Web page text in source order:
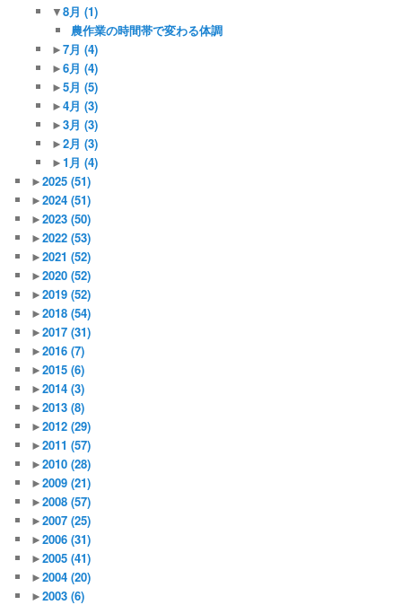
▼8月 (1)
農作業の時間帯で変わる体調
►7月 (4)
►6月 (4)
►5月 (5)
►4月 (3)
►3月 (3)
►2月 (3)
►1月 (4)
►2025(51)
►2024(51)
►2023(50)
►2022(53)
►2021(52)
►2020(52)
►2019(52)
►2018(54)
►2017(31)
►2016(7)
►2015(6)
►2014(3)
►2013(8)
►2012(29)
►2011(57)
►2010(28)
►2009(21)
►2008(57)
►2007(25)
►2006(31)
►2005(41)
►2004(20)
►2003(6)